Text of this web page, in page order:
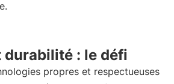
: le défi
propres et respectueuses